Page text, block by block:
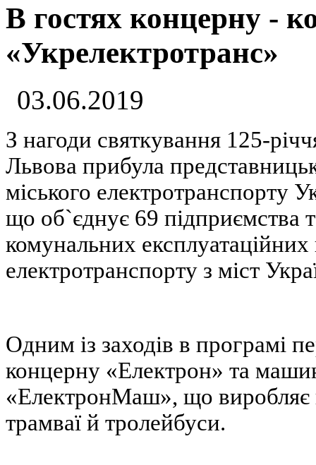
В гостях концерну -
«Укрелектротранс»
03.06.2019
З нагоди святкування 125-
Львова прибула
міського електротранспорту
що об`єднує 69 підприємства
комунальних експлуатаційних
електротранспорту з міст
Одним із заходів в програмі
концерну «Електрон» та
«ЕлектронМаш», що виробляє
трамваї й тролейбуси.